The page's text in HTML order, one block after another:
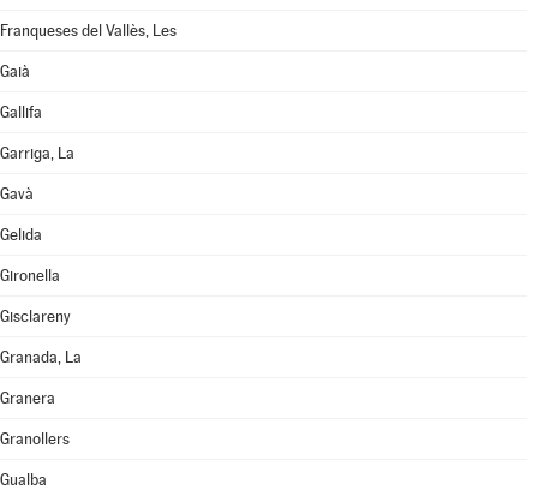
Franqueses del Vallès, Les
Gaià
Gallifa
Garriga, La
Gavà
Gelida
Gironella
Gisclareny
Granada, La
Granera
Granollers
Gualba